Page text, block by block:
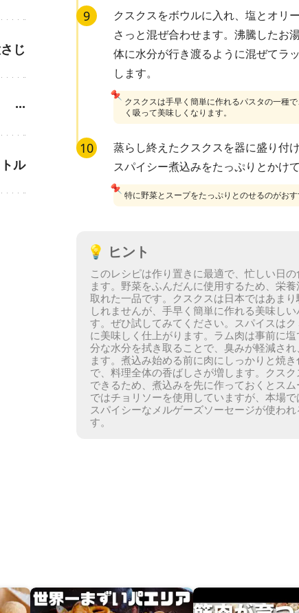
じ
···
ル
9
クスクスをボウルに入れ、塩とオリ
さっと混ぜ合わせます。沸騰したお
体に水分が行き渡るように混ぜてラ
します。
クスクスは手早く簡単に作れるパスタの一種
く吸って美味しくなります。
📌
10
蒸らし終えたクスクスを器に盛り付
スパイシー煮込みをたっぷりとかけて
特に野菜とスープをたっぷりとのせるのがおす
📌
💡 ヒント
このレシピは作り置きに最適で、忙しい日
ます。 野菜をふんだんに使用するため、栄
取れた一品です。 クスクスは日本ではあま
しれませんが、手早く簡単に作れる美味し
す。ぜひ試してみてください。 スパイスは
に美味しく仕上がります。 ラム肉は事前に
分な水分を拭き取ることで、臭みが軽減さ
ます。 煮込み始める前に肉にしっかりと焼き
で、料理全体の香ばしさが増します。 クス
できるため、煮込みを先に作っておくとスム
ではチョリソーを使用していますが、本場
スパイシーなメルゲーズソーセージが使わ
す。